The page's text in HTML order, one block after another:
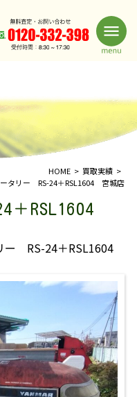
HOME
買取実績
タリー RS-24＋RSL1604 宮城店
RSL1604
ー RS-24＋RSL1604